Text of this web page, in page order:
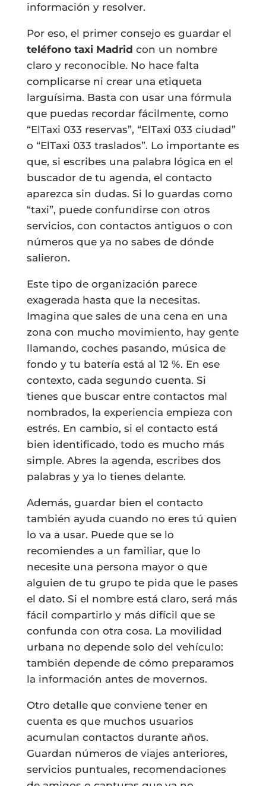
información y resolver.
Por eso, el primer consejo es guardar el
teléfono taxi Madrid con un nombre
claro y reconocible. No hace falta
complicarse ni crear una etiqueta
larguísima. Basta con usar una fórmula
que puedas recordar fácilmente, como
“ElTaxi 033 reservas”, “ElTaxi 033 ciudad”
o “ElTaxi 033 traslados”. Lo importante es
que, si escribes una palabra lógica en el
buscador de tu agenda, el contacto
aparezca sin dudas. Si lo guardas como
“taxi”, puede confundirse con otros
servicios, con contactos antiguos o con
números que ya no sabes de dónde
salieron.
Este tipo de organización parece
exagerada hasta que la necesitas.
Imagina que sales de una cena en una
zona con mucho movimiento, hay gente
llamando, coches pasando, música de
fondo y tu batería está al 12 %. En ese
contexto, cada segundo cuenta. Si
tienes que buscar entre contactos mal
nombrados, la experiencia empieza con
estrés. En cambio, si el contacto está
bien identificado, todo es mucho más
simple. Abres la agenda, escribes dos
palabras y ya lo tienes delante.
Además, guardar bien el contacto
también ayuda cuando no eres tú quien
lo va a usar. Puede que se lo
recomiendes a un familiar, que lo
necesite una persona mayor o que
alguien de tu grupo te pida que le pases
el dato. Si el nombre está claro, será más
fácil compartirlo y más difícil que se
confunda con otra cosa. La movilidad
urbana no depende solo del vehículo:
también depende de cómo preparamos
la información antes de movernos.
Otro detalle que conviene tener en
cuenta es que muchos usuarios
acumulan contactos durante años.
Guardan números de viajes anteriores,
servicios puntuales, recomendaciones